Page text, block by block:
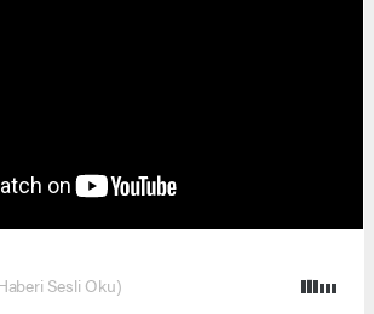
Sesli Oku)